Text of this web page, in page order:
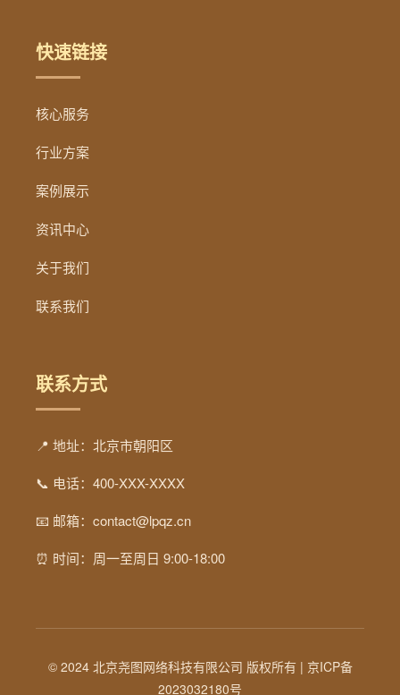
快速链接
核心服务
行业方案
案例展示
资讯中心
关于我们
联系我们
联系方式
📍 地址：北京市朝阳区
📞 电话：400-XXX-XXXX
📧 邮箱：contact@lpqz.cn
⏰ 时间：周一至周日 9:00-18:00
© 2024 北京尧图网络科技有限公司 版权所有 | 京ICP备
2023032180号